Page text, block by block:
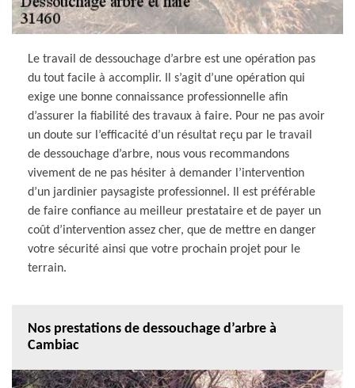
Le travail de dessouchage d’arbre est une opération pas
du tout facile à accomplir. Il s’agit d’une opération qui
exige une bonne connaissance professionnelle afin
d’assurer la fiabilité des travaux à faire. Pour ne pas avoir
un doute sur l’efficacité d’un résultat reçu par le travail
de dessouchage d’arbre, nous vous recommandons
vivement de ne pas hésiter à demander l’intervention
d’un jardinier paysagiste professionnel. Il est préférable
de faire confiance au meilleur prestataire et de payer un
coût d’intervention assez cher, que de mettre en danger
votre sécurité ainsi que votre prochain projet pour le
terrain.
Nos prestations de dessouchage d’arbre à
Cambiac